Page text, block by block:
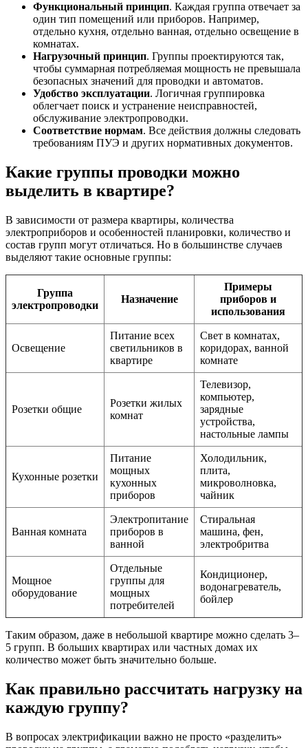
Функциональный принцип. Каждая группа отвечает за
один тип помещений или приборов. Например,
отдельно кухня, отдельно ванная, отдельно освещение в
комнатах.
Нагрузочный принцип. Группы проектируются так,
чтобы суммарная потребляемая мощность не превышала
безопасных значений для проводки и автоматов.
Удобство эксплуатации. Логичная группировка
облегчает поиск и устранение неисправностей,
обслуживание электропроводки.
Соответствие нормам. Все действия должны следовать
требованиям ПУЭ и других нормативных документов.
Какие группы проводки можно
выделить в квартире?
В зависимости от размера квартиры, количества
электроприборов и особенностей планировки, количество и
состав групп могут отличаться. Но в большинстве случаев
выделяют такие основные группы:
Группа
электропроводки
Назначение
Примеры
приборов и
использования
Освещение
Питание всех
светильников в
квартире
Свет в комнатах,
коридорах, ванной
комнате
Розетки общие
Розетки жилых
комнат
Телевизор,
компьютер,
зарядные
устройства,
настольные лампы
Кухонные розетки
Питание
мощных
кухонных
приборов
Холодильник,
плита,
микроволновка,
чайник
Ванная комната
Электропитание
приборов в
ванной
Стиральная
машина, фен,
электробритва
Мощное
оборудование
Отдельные
группы для
мощных
потребителей
Кондиционер,
водонагреватель,
бойлер
Таким образом, даже в небольшой квартире можно сделать 3–
5 групп. В больших квартирах или частных домах их
количество может быть значительно больше.
Как правильно рассчитать нагрузку на
каждую группу?
В вопросах электрификации важно не просто «разделить»